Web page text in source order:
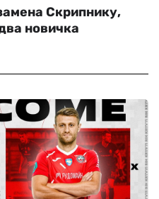
Скрипнику,
новичка